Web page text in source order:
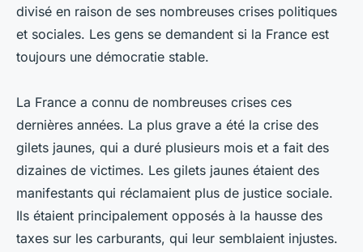
divisé en raison de ses nombreuses crises politiques
et sociales. Les gens se demandent si la France est
toujours une démocratie stable.
La France a connu de nombreuses crises ces
dernières années. La plus grave a été la crise des
gilets jaunes, qui a duré plusieurs mois et a fait des
dizaines de victimes. Les gilets jaunes étaient des
manifestants qui réclamaient plus de justice sociale.
Ils étaient principalement opposés à la hausse des
taxes sur les carburants, qui leur semblaient injustes.